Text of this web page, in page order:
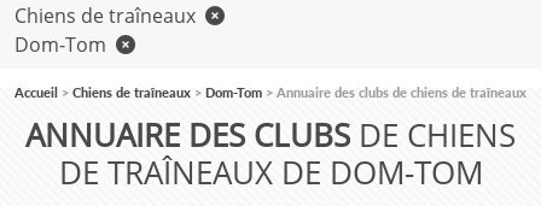
ANNUAIRE DES CLUBS DE CHIENS
DE TRAÎNEAUX DE DOM-TOM
Chiens de traîneaux
Dom-Tom
Accueil Chiens de traîneaux Dom-Tom Annuaire des clubs de chiens de traîneaux